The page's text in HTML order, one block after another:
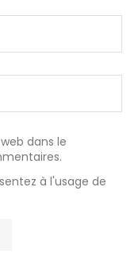
dans le
à l'usage de